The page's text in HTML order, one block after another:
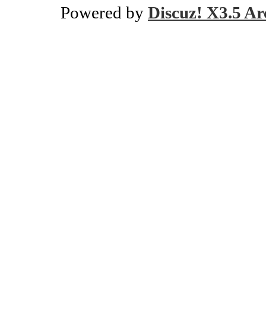
Powered by Discuz! X3.5